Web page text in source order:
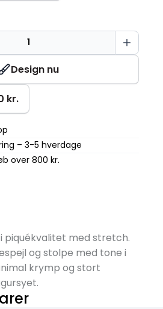
Design nu
kr.
– 3-5 hverdage
over 800 kr.
piquékvalitet med stretch.
og stolpe med tone i
krymp og stort